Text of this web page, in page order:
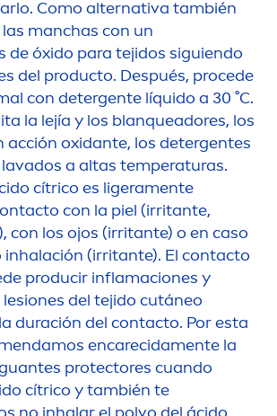
Como alternativa también
manchas con un
de óxido para tejidos siguiendo
del producto. Después, procede
con detergente líquido a 30 ˚C.
la lejía y los blanqueadores, los
acción oxidante, los detergentes
a altas temperaturas.
cítrico es ligeramente
con la piel (irritante,
con los ojos (irritante) o en caso
inhalación (irritante). El contacto
producir inflamaciones y
del tejido cutáneo
duración del contacto. Por esta
damos encarecidamente la
protectores cuando
cítrico y también te